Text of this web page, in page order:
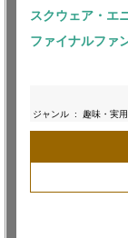
スクウェア・エ
ファイナルフ
ジャンル : 趣味・実